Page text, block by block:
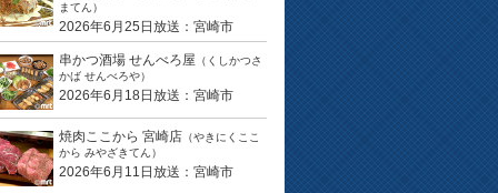
まてん）
2026年6月25日放送：宮崎市
串かつ酒場 せんべろ屋 （くしかつさ
かば せんべろや）
2026年6月18日放送：宮崎市
焼肉ここから 宮崎店 （やきにくここ
から みやざきてん）
2026年6月11日放送：宮崎市